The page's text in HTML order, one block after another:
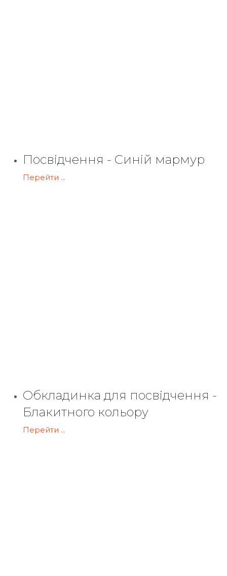
Посвідчення - Синій мармур
Перейти ...
Обкладинка для посвідчення -
Блакитного кольору
Перейти ...